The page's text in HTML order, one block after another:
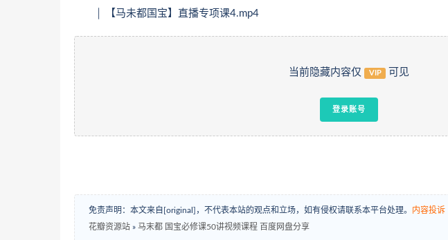
│ 【马未都国宝】直播专项课4.mp4
当前隐藏内容仅 VIP 可见
登录账号
免责声明：本文来自[original]，不代表本站的观点和立场，如有侵权请联系本平台处理。 内容投诉
花瓣资源站 » 马末都 国宝必修课50讲视频课程 百度网盘分享